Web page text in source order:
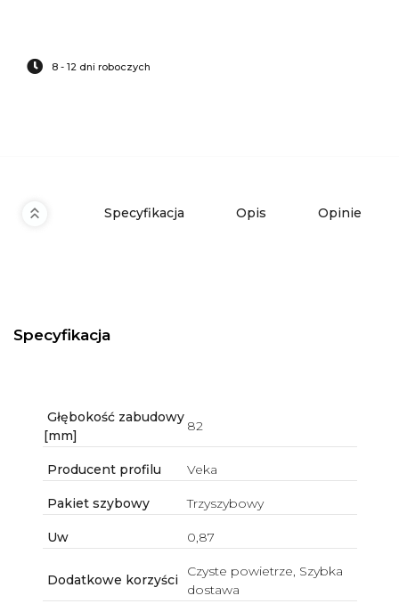
8 - 12 dni roboczych
Specyfikacja Opis Opinie
Specyfikacja
Głębokość zabudowy
[mm]
82
Producent profilu Veka
Pakiet szybowy Trzyszybowy
Uw 0,87
Dodatkowe korzyści
Czyste powietrze, Szybka
dostawa